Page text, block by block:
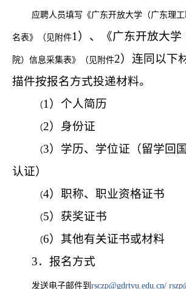
应聘人员填写《广东开放大学 （广东理
名表》（见附件1）、《广东开放大学
院） 信息采集表》（见附件2）连同以下
描件按报名方式投递材料。
（1）个人简历
（2）身份证
（3）学历、学位证（留学回
认证）
（4）职称、职业资格证书
（5）获奖证书
（6）其他有关证书或材料
3．报名方式
发送电子邮件到 rsczp@gdrtvu.edu.cn/